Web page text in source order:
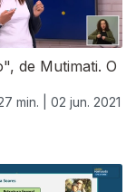
de Mutimati. O
min. | 02 jun. 2021